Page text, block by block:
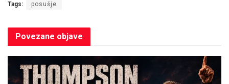
Tags: posušje
Povezane objave